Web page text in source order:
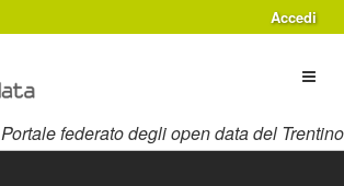
Accedi
Portale federato degli open data del Trentino